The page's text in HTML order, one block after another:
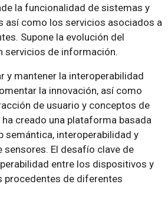
la funcionalidad de sistemas y
así como los servicios asociados a
Supone la evolución del
servicios de información.
y mantener la interoperabilidad
la innovación, así como
de usuario y conceptos de
creado una plataforma basada
semántica, interoperabilidad y
sensores. El desafío clave de
entre los dispositivos y
procedentes de diferentes